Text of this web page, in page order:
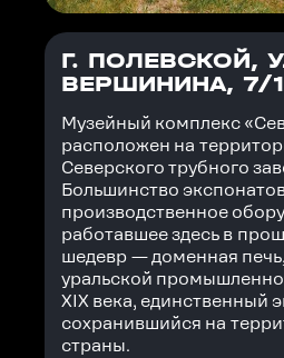
Г. ПОЛЕВСКОЙ,
ВЕРШИНИНА, 7/1
Музейный комплекс
расположен на
Северского трубного
Большинство
производственное
работавшее здесь в
шедевр — доменная
уральской
XIX века, единственный
сохранившийся на
страны.